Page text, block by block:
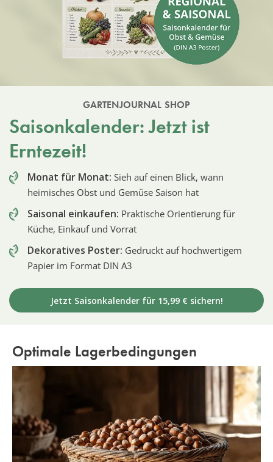
GARTENJOURNAL SHOP
Saisonkalender: Jetzt ist
Erntezeit!
Monat für Monat: Sieh auf einen Blick, wann
heimisches Obst und Gemüse Saison hat
Saisonal einkaufen: Praktische Orientierung für
Küche, Einkauf und Vorrat
Dekoratives Poster: Gedruckt auf hochwertigem
Papier im Format DIN A3
Jetzt Saisonkalender für 15,99 € sichern!
Optimale Lagerbedingungen